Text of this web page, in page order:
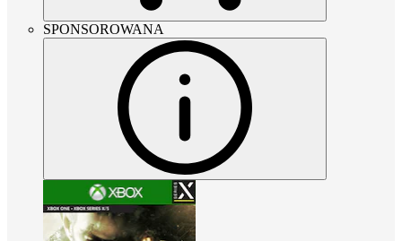
SPONSOROWANA